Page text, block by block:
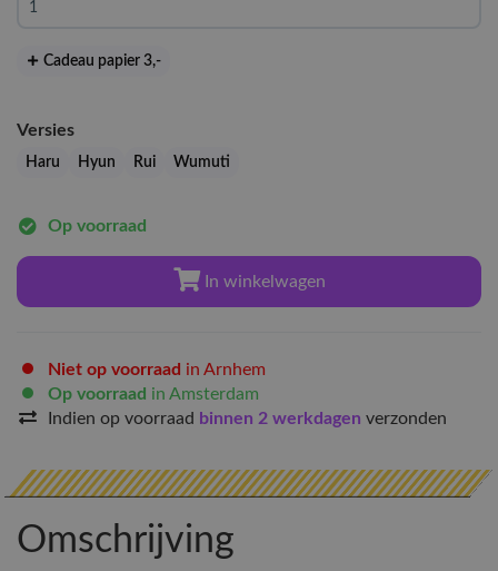
Cadeau papier 3,-
Versies
Haru Hyun Rui Wumuti
Op voorraad
In winkelwagen
Niet op voorraad in Arnhem
Op voorraad in Amsterdam
Indien op voorraad binnen 2 werkdagen verzonden
Omschrijving